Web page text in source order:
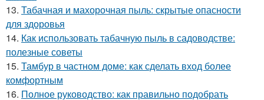
13. Табачная и махорочная пыль: скрытые опасности
для здоровья
14. Как использовать табачную пыль в садоводстве:
полезные советы
15. Тамбур в частном доме: как сделать вход более
комфортным
16. Полное руководство: как правильно подобрать